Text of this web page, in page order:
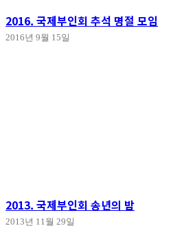
2016. 국제부인회 추석 명절 모임
2016년 9월 15일
2013. 국제부인회 송년의 밤
2013년 11월 29일